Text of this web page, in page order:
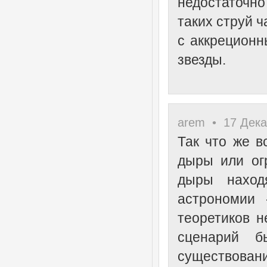
таких струй
с
звезды.
arem • 17
Так что же
дыры или
дыры
теоретиков
сценарий